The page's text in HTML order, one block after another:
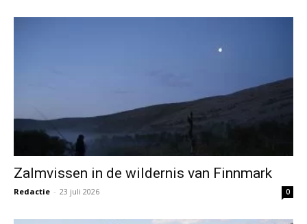
Zalmvissen in de wildernis van Finnmark
Redactie - 23 juli 2026 0